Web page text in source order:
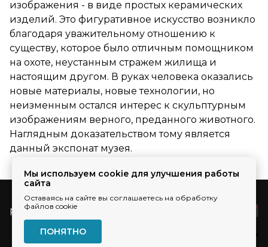
изображения - в виде простых керамических
изделий. Это фигуративное искусство возникло
благодаря уважительному отношению к
существу, которое было отличным помощником
на охоте, неустанным стражем жилища и
настоящим другом. В руках человека оказались
новые материалы, новые технологии, но
неизменным остался интерес к скульптурным
изображениям верного, преданного животного.
Наглядным доказательством тому является
данный экспонат музея.
pr@ec-line.ru
Мы используем cookie для улучшения работы
сайта
Оставаясь на сайте вы соглашаетесь на обработку
файлов cookie
ПОНЯТНО